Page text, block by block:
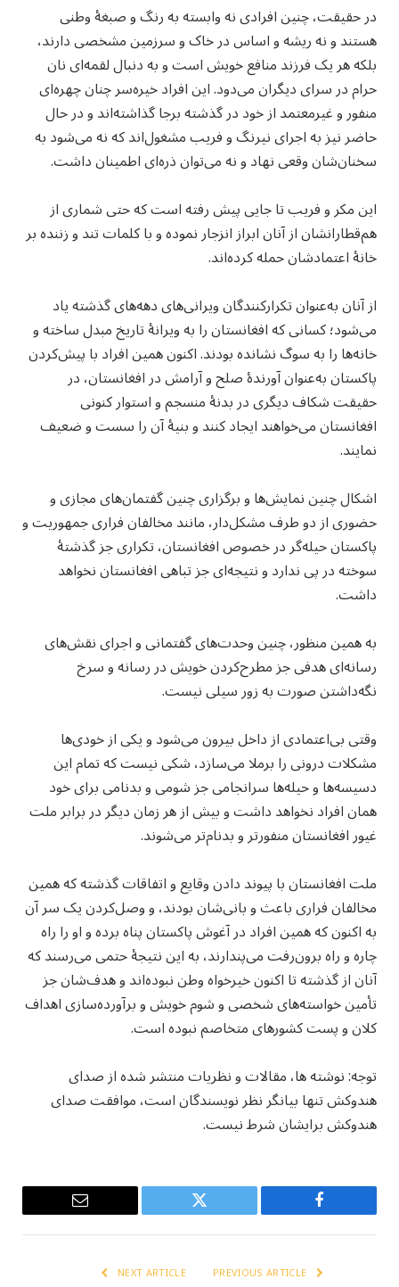
در حقیقت، چنین افرادی نه وابسته به رنگ و صبغهٔ وطنی
هستند و نه ریشه و اساس در خاک و سرزمین مشخصی دارند،
بلکه هر یک فرزند منافع خویش است و به دنبال لقمه‌ای نان
حرام در سرای دیگران می‌دود. این افراد خیره‌سر چنان چهره‌ای
منفور و غیرمعتمد از خود در گذشته برجا گذاشته‌اند و در حال
حاضر نیز به اجرای نیرنگ و فریب مشغول‌اند که نه می‌شود به
سخنان‌شان وقعی نهاد و نه می‌توان ذره‌ای اطمینان داشت.
این مکر و فریب تا جایی پیش رفته است که حتی شماری از
هم‌قطارانشان از آنان ابراز انزجار نموده و با کلمات تند و زننده بر
خانهٔ اعتمادشان حمله کرده‌اند.
از آنان به‌عنوان تکرارکنندگان ویرانی‌های دهه‌های گذشته یاد
می‌شود؛ کسانی که افغانستان را به ویرانهٔ تاریخ مبدل ساخته و
خانه‌ها را به سوگ نشانده بودند. اکنون همین افراد با پیش‌کردن
پاکستان به‌عنوان آورندهٔ صلح و آرامش در افغانستان، در
حقیقت شکاف دیگری در بدنهٔ منسجم و استوار کنونی
افغانستان می‌خواهند ایجاد کنند و بنیهٔ آن را سست و ضعیف
نمایند.
اشکال چنین نمایش‌ها و برگزاری چنین گفتمان‌های مجازی و
حضوری از دو طرف مشکل‌دار، مانند مخالفان فراری جمهوریت و
پاکستان حیله‌گر در خصوص افغانستان، تکراری جز گذشتهٔ
سوخته در پی ندارد و نتیجه‌ای جز تباهی افغانستان نخواهد
داشت.
به همین منظور، چنین وحدت‌های گفتمانی و اجرای نقش‌های
رسانه‌ای هدفی جز مطرح‌کردن خویش در رسانه و سرخ
نگه‌داشتن صورت به زور سیلی نیست.
وقتی بی‌اعتمادی از داخل بیرون می‌شود و یکی از خودی‌ها
مشکلات درونی را برملا می‌سازد، شکی نیست که تمام این
دسیسه‌ها و حیله‌ها سرانجامی جز شومی و بدنامی برای خود
همان افراد نخواهد داشت و بیش از هر زمان دیگر در برابر ملت
غیور افغانستان منفورتر و بدنام‌تر می‌شوند.
ملت افغانستان با پیوند دادن وقایع و اتفاقات گذشته که همین
مخالفان فراری باعث و بانی‌شان بودند، و وصل‌کردن یک سر آن
به اکنون که همین افراد در آغوش پاکستان پناه برده و او را راه‌
چاره و راه برون‌رفت می‌پندارند، به این نتیجهٔ حتمی می‌رسند که
آنان از گذشته تا اکنون خیرخواه وطن نبوده‌اند و هدف‌شان جز
تأمین خواسته‌های شخصی و شوم خویش و برآورده‌سازی اهداف
کلان و پست کشورهای متخاصم نبوده است.
توجه: نوشته ها، مقالات و نظریات منتشر شده از صدای
هندوکش تنها بیانگر نظر نویسندگان است، موافقت صدای
هندوکش برایشان شرط نیست.
Facebook
Twitter
Email
NEXT ARTICLE